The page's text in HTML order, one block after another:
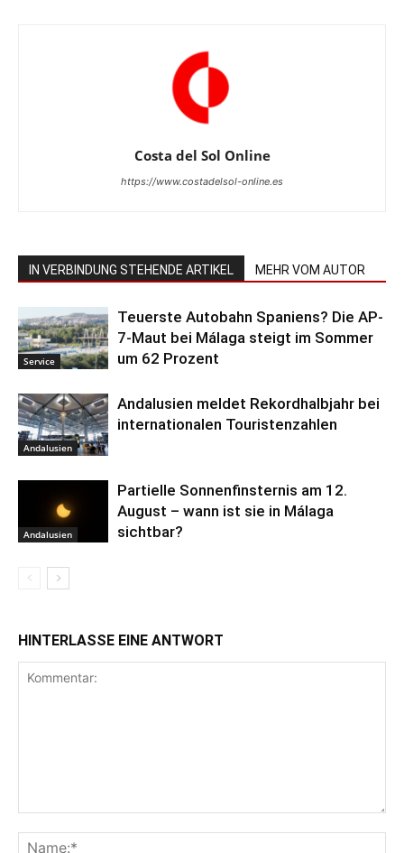
Costa del Sol Online
https://www.costadelsol-online.es
IN VERBINDUNG STEHENDE ARTIKEL MEHR VOM AUTOR
Service
Teuerste Autobahn Spaniens? Die AP-
7-Maut bei Málaga steigt im Sommer
um 62 Prozent
Andalusien
Andalusien meldet Rekordhalbjahr bei
internationalen Touristenzahlen
Andalusien
Partielle Sonnenfinsternis am 12.
August – wann ist sie in Málaga
sichtbar?
HINTERLASSE EINE ANTWORT